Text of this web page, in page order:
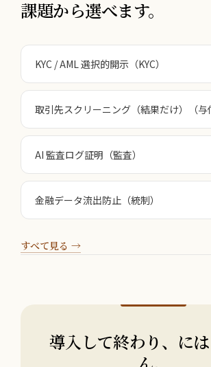
課題から選べます。
KYC / AML 選択的開示（KYC）
取引先スクリーニング（結果だけ）（与
AI 監査ログ証明（監査）
金融データ流出防止（統制）
すべて見る →
導入して終わり、に